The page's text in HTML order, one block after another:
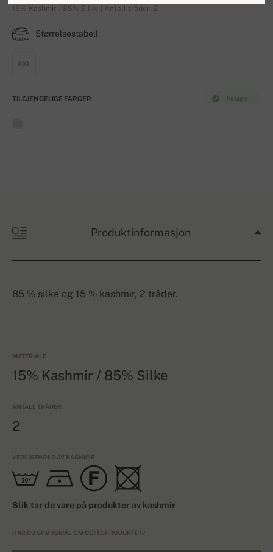
15% Kashmir / 85% Silke | Antall tråder: 2
Størrelsestabell
2XL
På lager
TILGJENGELIGE FARGER
Produktinformasjon
85 % silke og 15 % kashmir, 2 tråder.
MATERIALE
15% Kashmir / 85% Silke
ANTALL TRÅDER
2
VEDLIKEHOLD AV KASHMIR
Slik tar du vare på produkter av kashmir
HAR DU SPØRSMÅL OM DETTE PRODUKTET?